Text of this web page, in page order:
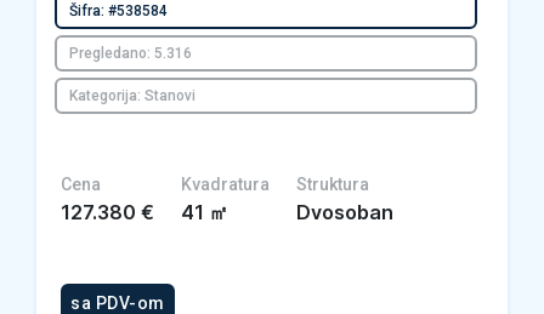
Šifra: #538584
Pregledano: 5.316
Kategorija: Stanovi
Cena
127.380 €
Kvadratura
41 ㎡
Struktura
Dvosoban
sa PDV-om